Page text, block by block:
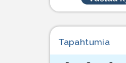
Tapahtumia